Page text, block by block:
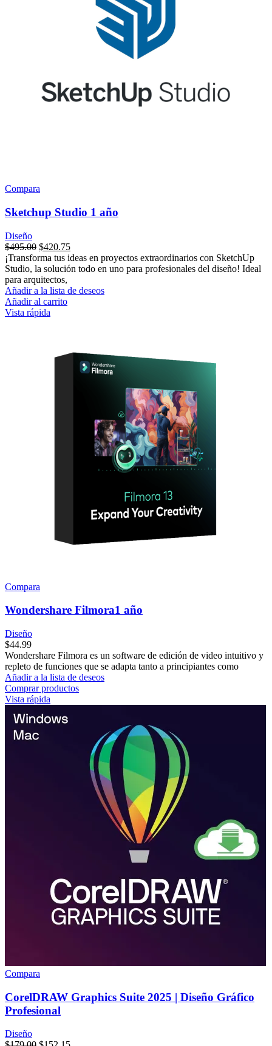
Compara
Sketchup Studio 1 año
Diseño
$495.00 $420.75
¡Transforma tus ideas en proyectos extraordinarios con SketchUp
Studio, la solución todo en uno para profesionales del diseño! Ideal
para arquitectos,
Añadir a la lista de deseos
Añadir al carrito
Vista rápida
Compara
Wondershare Filmora1 año
Diseño
$44.99
Wondershare Filmora es un software de edición de video intuitivo y
repleto de funciones que se adapta tanto a principiantes como
Añadir a la lista de deseos
Comprar productos
Vista rápida
Compara
CorelDRAW Graphics Suite 2025 | Diseño Gráfico
Profesional
Diseño